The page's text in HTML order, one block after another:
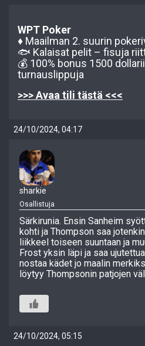
WPT Poker
♦️ Maailman 2. suurin
🐟 Kalaisat pelit – fisuja
💰 100% bonus 1500
turnauslippuja
>>> Avaa tili tästä <<<
24/10/2024, 04:17
sharkie
Osallistuja
Särkirunia. Ensin Sanheim
kohti ja Thompson saa
liikkeel toiseen suuntaan ja
Frost yksin läpi ja saa
nostaa kädet jo maalin
löytyy Thompsonin patjojen
24/10/2024, 05:15